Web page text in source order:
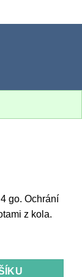
go. Ochrání
z kola.
množství